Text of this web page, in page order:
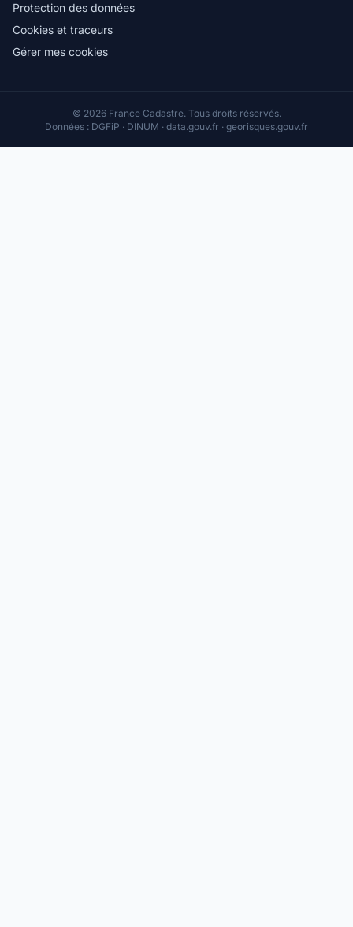
Protection des données
Cookies et traceurs
Gérer mes cookies
© 2026 France Cadastre. Tous droits réservés.
Données : DGFiP · DINUM · data.gouv.fr · georisques.gouv.fr